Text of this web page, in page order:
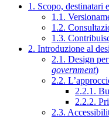
1. Scopo, destinatari
1.1.
1.2.
1.3.
2. Introduzione al
2.1. Design
government)
2.2.
2.2.1.
2.2.2.
2.3.